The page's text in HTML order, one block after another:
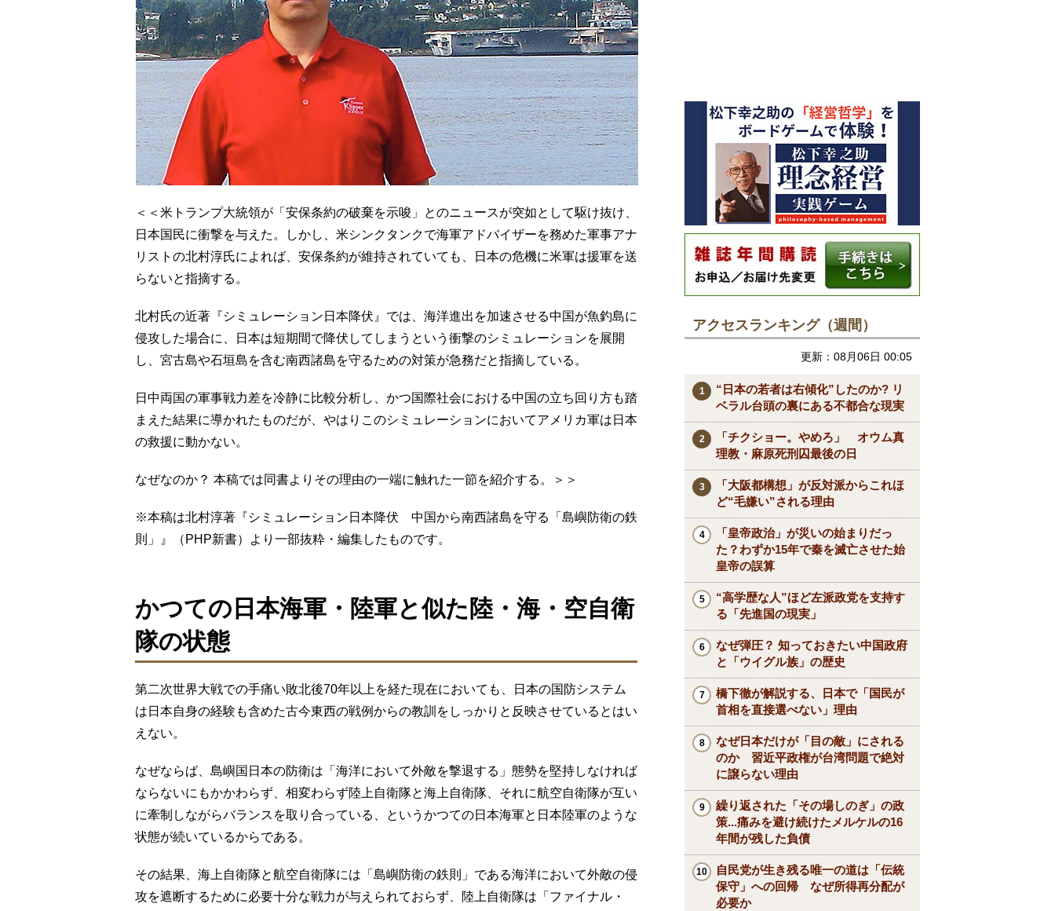
＜＜米トランプ大統領が「安保条約の破棄を示唆」とのニュースが突如として駆け抜け、
日本国民に衝撃を与えた。しかし、米シンクタンクで海軍アドバイザーを務めた軍事アナ
リストの北村淳氏によれば、安保条約が維持されていても、日本の危機に米軍は援軍を送
らないと指摘する。
北村氏の近著『シミュレーション日本降伏』では、海洋進出を加速させる中国が魚釣島に
侵攻した場合に、日本は短期間で降伏してしまうという衝撃のシミュレーションを展開
し、宮古島や石垣島を含む南西諸島を守るための対策が急務だと指摘している。
日中両国の軍事戦力差を冷静に比較分析し、かつ国際社会における中国の立ち回り方も踏
まえた結果に導かれたものだが、やはりこのシミュレーションにおいてアメリカ軍は日本
の救援に動かない。
なぜなのか？ 本稿では同書よりその理由の一端に触れた一節を紹介する。＞＞
※本稿は北村淳著『シミュレーション日本降伏 中国から南西諸島を守る「島嶼防衛の鉄
則」』（PHP新書）より一部抜粋・編集したものです。
かつての日本海軍・陸軍と似た陸・海・空自衛
隊の状態
第二次世界大戦での手痛い敗北後70年以上を経た現在においても、日本の国防システム
は日本自身の経験も含めた古今東西の戦例からの教訓をしっかりと反映させているとはい
えない。
なぜならば、島嶼国日本の防衛は「海洋において外敵を撃退する」態勢を堅持しなければ
ならないにもかかわらず、相変わらず陸上自衛隊と海上自衛隊、それに航空自衛隊が互い
に牽制しながらバランスを取り合っている、というかつての日本海軍と日本陸軍のような
状態が続いているからである。
その結果、海上自衛隊と航空自衛隊には「島嶼防衛の鉄則」である海洋において外敵の侵
攻を遮断するために必要十分な戦力が与えられておらず、陸上自衛隊は「ファイナル・
アクセスランキング（週間）
更新：08月06日 00:05
“日本の若者は右傾化”したのか? リ
ベラル台頭の裏にある不都合な現実
「チクショー。やめろ」 オウム真
理教・麻原死刑囚最後の日
「大阪都構想」が反対派からこれほ
ど“毛嫌い”される理由
「皇帝政治」が災いの始まりだっ
た？わずか15年で秦を滅亡させた始
皇帝の誤算
“高学歴な人”ほど左派政党を支持す
る「先進国の現実」
なぜ弾圧？ 知っておきたい中国政府
と「ウイグル族」の歴史
橋下徹が解説する、日本で「国民が
首相を直接選べない」理由
なぜ日本だけが「目の敵」にされる
のか 習近平政権が台湾問題で絶対
に譲らない理由
繰り返された「その場しのぎ」の政
策...痛みを避け続けたメルケルの16
年間が残した負債
自民党が生き残る唯一の道は「伝統
保守」への回帰 なぜ所得再分配が
必要か